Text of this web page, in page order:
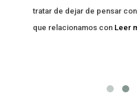
tratar de dejar de pensar
que relacionamos con Leer